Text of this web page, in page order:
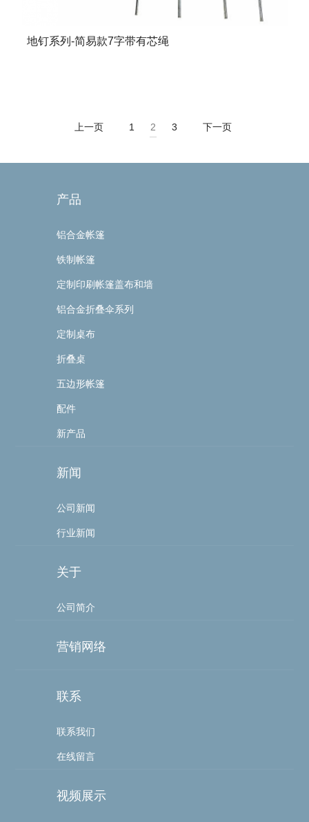
地钉系列-简易款7字带有芯绳
上一页 1 2 3 下一页
产品
铝合金帐篷
铁制帐篷
定制印刷帐篷盖布和墙
铝合金折叠伞系列
定制桌布
折叠桌
五边形帐篷
配件
新产品
新闻
公司新闻
行业新闻
关于
公司简介
营销网络
联系
联系我们
在线留言
视频展示